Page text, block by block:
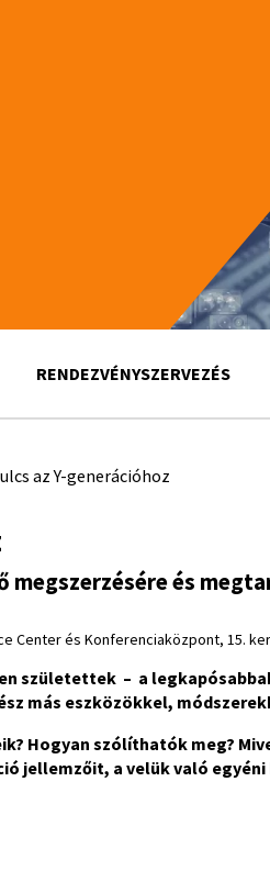
RENDEZVÉNYSZERVEZÉS
az Y-generációhoz
megszerzésére és
Center és Konferenciaközpont, 15.
születettek ­– a
más eszközökkel,
Hogyan szólíthatók meg?
jellemzőit, a velük való